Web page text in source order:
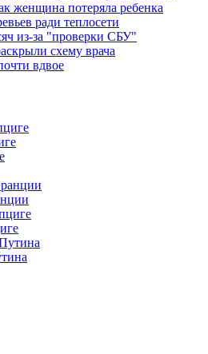
женщина потеряла ребенка
ради теплосети
из-за "проверки СБУ"
схему врача
вдвое